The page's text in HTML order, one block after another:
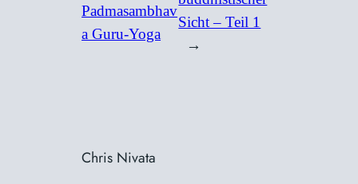
Padmasambhav
a Guru-Yoga
Sicht – Teil 1
→
Chris Nivata